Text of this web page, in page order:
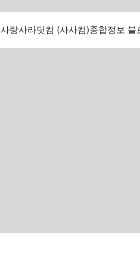
사랑사라닷컴 (사사컴)종합정보 블